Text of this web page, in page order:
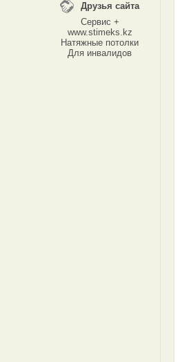
Друзья сайта
Сервис +
www.stimeks.kz
Натяжные потолки
Для инвалидов